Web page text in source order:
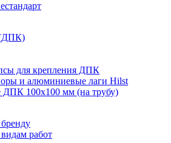
(ДПК)
для крепления ДПК
и алюминиевые лаги Hilst
ДПК 100х100 мм (на трубу)
работ